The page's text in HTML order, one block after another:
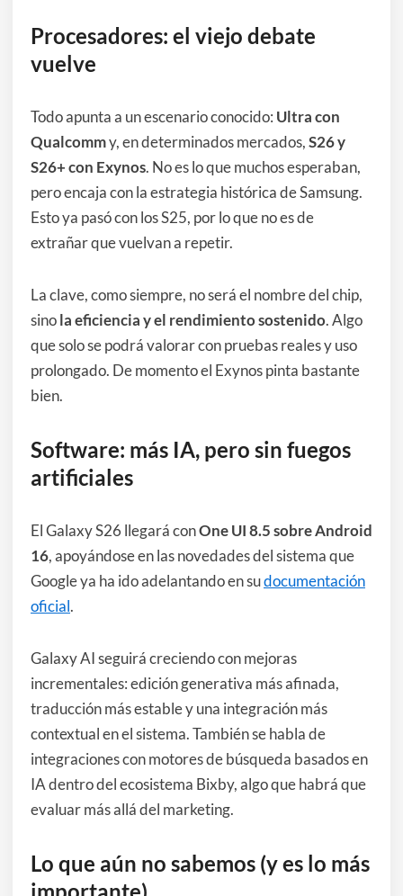
Procesadores: el viejo debate
vuelve
Todo apunta a un escenario conocido: Ultra con
Qualcommy, en determinados mercados,S26 y
S26+ con Exynos. No es lo que muchos esperaban,
pero encaja con la estrategia histórica de Samsung.
Esto ya pasó con los S25, por lo que no es de
extrañar que vuelvan a repetir.
La clave, como siempre, no será el nombre del chip,
sinola eficiencia y el rendimiento sostenido. Algo
que solo se podrá valorar con pruebas reales y uso
prolongado. De momento el Exynos pinta bastante
bien.
Software: más IA, pero sin fuegos
artificiales
El Galaxy S26 llegará conOne UI 8.5 sobre Android
16, apoyándose en las novedades del sistema que
Google ya ha ido adelantando en sudocumentación
oficial.
Galaxy AI seguirá creciendo con mejoras
incrementales: edición generativa más afinada,
traducción más estable y una integración más
contextual en el sistema. También se habla de
integraciones con motores de búsqueda basados en
IA dentro del ecosistema Bixby, algo que habrá que
evaluar más allá del marketing.
Lo que aún no sabemos (y es lo más